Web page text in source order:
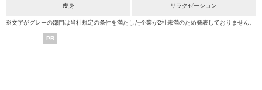
痩身 リラクゼーション
※文字がグレーの部門は当社規定の条件を満たした企業が2社未満のため発表しておりません。
PR